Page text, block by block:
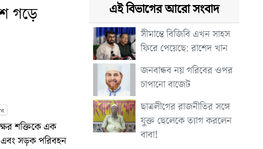
গড়ে
শক্তিকে এক
এবং সড়ক পরিবহন
এই বিভাগের আরো সংবাদ
সীমান্তে বিজিবি এখন সাহস
ফিরে পেয়েছে: রাশেদ খান
জনবান্ধব নয় গরিবের ওপর
চাপানো বাজেট
ছাত্রলীগের রাজনীতির সঙ্গে
যুক্ত ছেলেকে ত্যাগ করলেন
বাবা!